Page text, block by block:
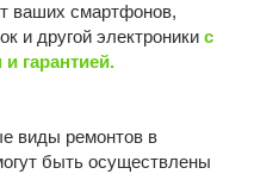
ваших смартфонов,
и другой электроники с
гарантией.
виды ремонтов в
быть осуществлены
ОГРНИП: